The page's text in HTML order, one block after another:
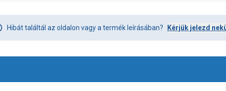
Hibát találtál az oldalon vagy a termék leírásában? Kérjük jelezd